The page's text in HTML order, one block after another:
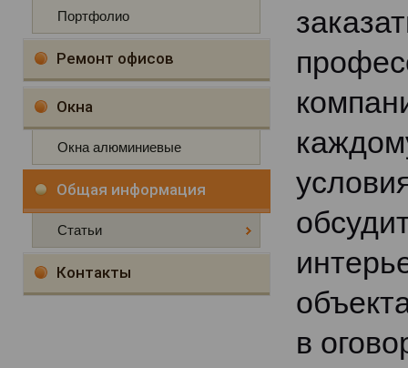
Портфолио
Ремонт офисов
Окна
Окна алюминиевые
Общая информация
Статьи
Контакты
в